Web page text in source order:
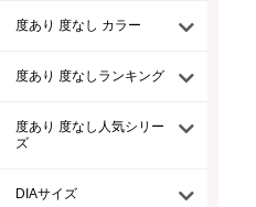
度あり 度なし カラー
度あり 度なしランキング
度あり 度なし人気シリー
ズ
DIAサイズ